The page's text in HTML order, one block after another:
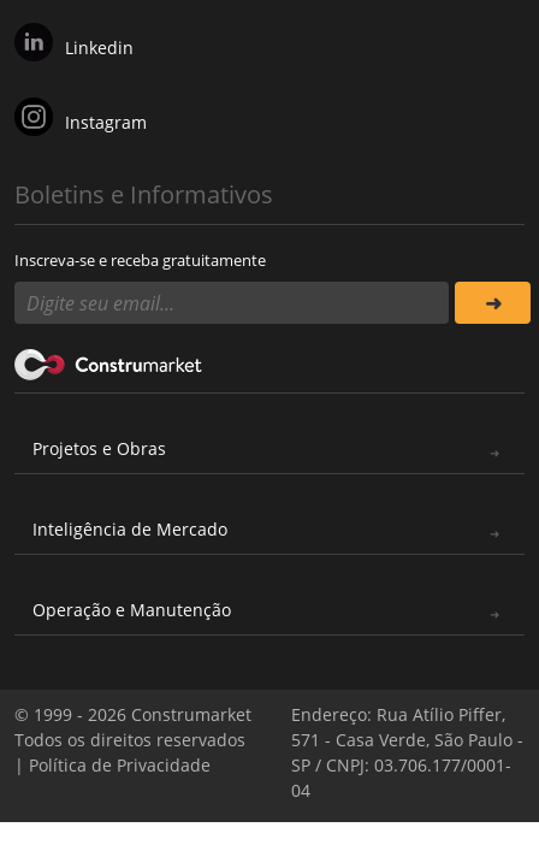
Linkedin
Instagram
Boletins e Informativos
Inscreva-se e receba gratuitamente
Projetos e Obras
Inteligência de Mercado
Operação e Manutenção
© 1999 - 2026 Construmarket
Todos os direitos reservados
| Política de Privacidade
Endereço: Rua Atílio Piffer,
571 - Casa Verde, São Paulo -
SP / CNPJ: 03.706.177/0001-
04